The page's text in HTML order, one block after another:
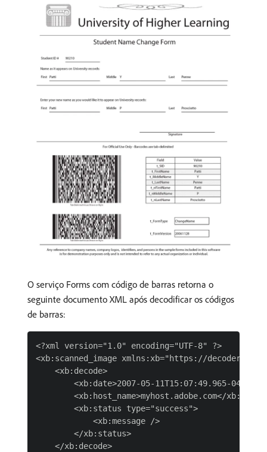
O serviço Forms com código de barras retorna o
seguinte documento XML após decodificar os códigos
de barras:
<?xml version="1.0" encoding="UTF-8" ?>
<xb:scanned_image xmlns:xb="https://
    <xb:decode>
<xb:date>2007-05-11T15:07:49.965-04:00</
<xb:host_name>myhost.adobe.com</
        <xb:status type="success">
            <xb:message />
        </xb:status>
    </xb:decode>